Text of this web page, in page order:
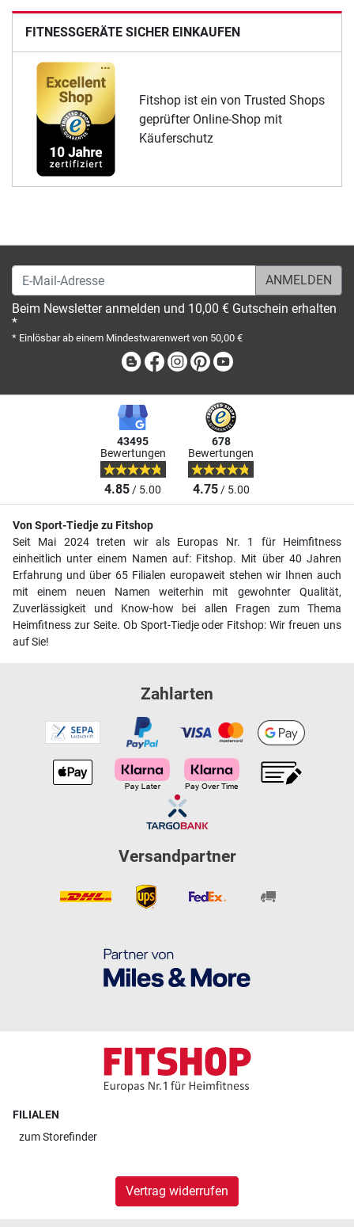
FITNESSGERÄTE SICHER EINKAUFEN
Fitshop ist ein von Trusted Shops
geprüfter Online-Shop mit
Käuferschutz
E-Mail-Adresse
Beim Newsletter anmelden und 10,00 € Gutschein erhalten
*
* Einlösbar ab einem Mindestwarenwert von 50,00 €
BlogFacebook
Instagram
Pinterest
43495
Bewertungen
4.85/ 5.00
678
Bewertungen
4.75/ 5.00
Von Sport-Tiedje zu Fitshop
Seit Mai 2024 treten wir als Europas Nr. 1 für Heimfitness
einheitlich unter einem Namen auf: Fitshop. Mit über 40 Jahren
Erfahrung und über 65 Filialen europaweit stehen wir Ihnen auch
mit einem neuen Namen weiterhin mit gewohnter Qualität,
Zuverlässigkeit und Know-how bei allen Fragen zum Thema
Heimfitness zur Seite. Ob Sport-Tiedje oder Fitshop: Wir freuen uns
auf Sie!
Zahlarten
Versandpartner
FILIALEN
zumStorefinder
Vertrag widerrufen